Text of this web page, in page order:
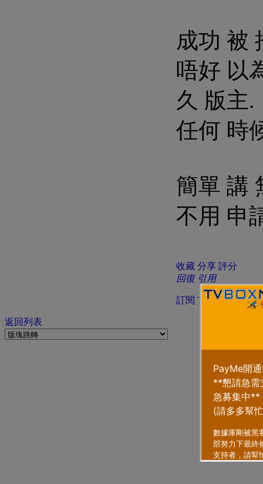
成功 被
唔好 以
久 版主.
任何 時
簡單 講
不用 申
收藏 分享 評分
回復 引用
訂閱 TOP
返回列表